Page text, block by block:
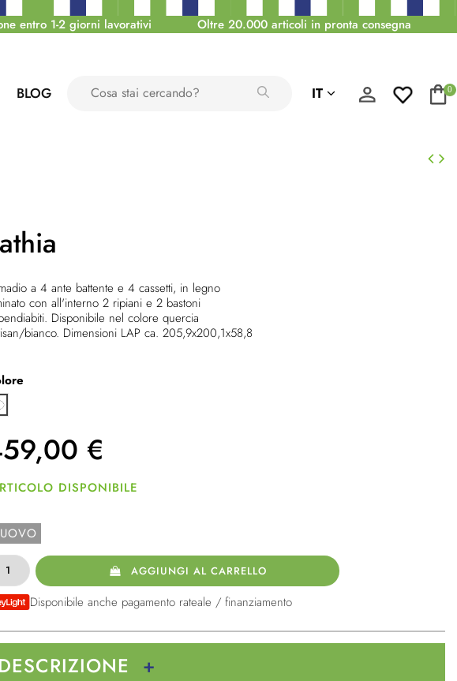
entro 1-2 giorni lavorativi Oltre 20.000 articoli in pronta consegna
BLOG IT 0
a 4 ante battente e 4 cassetti, in legno
con all'interno 2 ripiani e 2 bastoni
Disponibile nel colore quercia
bianco. Dimensioni LAP ca. 205,9x200,1x58,8
Artisan/bianco
€
DISPONIBILE
AGGIUNGI AL CARRELLO
Disponibile anche pagamento rateale / finanziamento